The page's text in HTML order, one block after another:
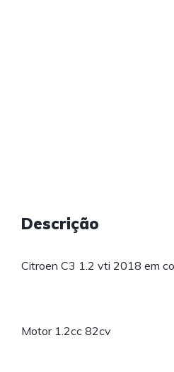
Descrição
Citroen C3 1.2 vti 2018 em
Motor 1.2cc 82cv